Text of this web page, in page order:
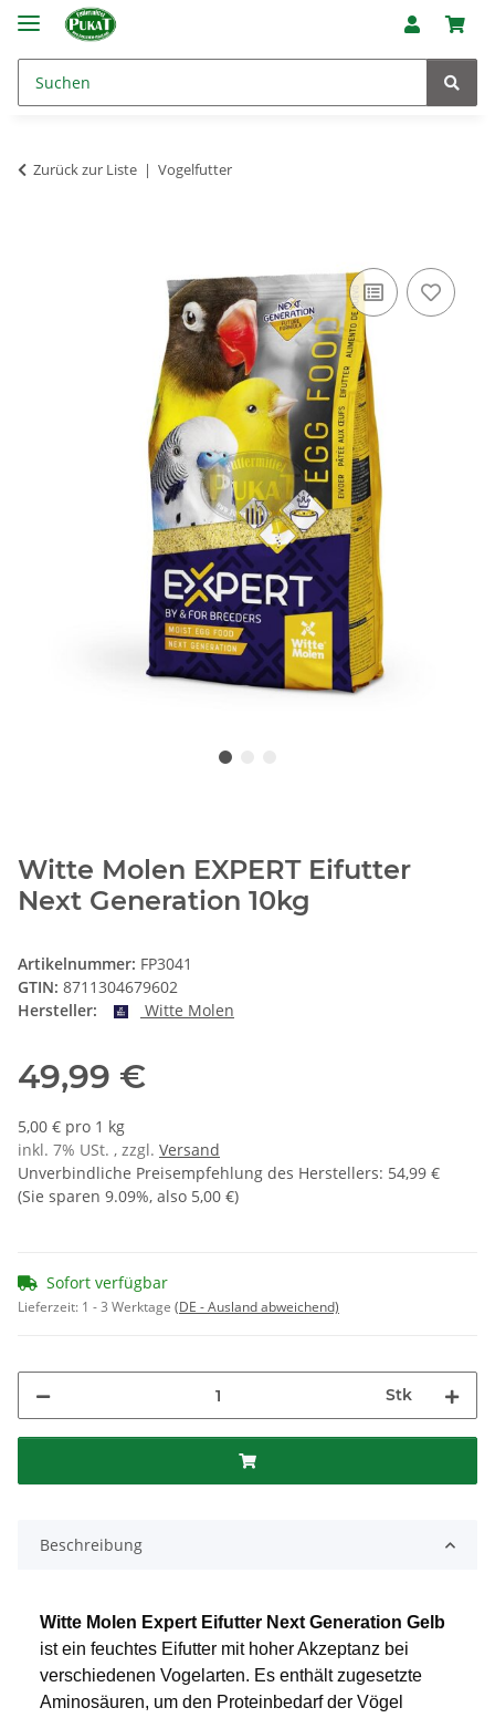
Zurück zur Liste Vogelfutter
Witte Molen EXPERT Eifutter
Next Generation 10kg
Artikelnummer: FP3041
GTIN: 8711304679602
Hersteller:
Witte Molen
49,99 €
5,00 € pro 1 kg
inkl. 7% USt. , zzgl. Versand
Unverbindliche Preisempfehlung des Herstellers: 54,99 €
(Sie sparen 9.09%, also 5,00 €)
Sofort verfügbar
Lieferzeit: 1 - 3 Werktage (DE - Ausland abweichend)
Stk
Beschreibung
Witte Molen Expert Eifutter Next Generation Gelb
ist ein feuchtes Eifutter mit hoher Akzeptanz bei
verschiedenen Vogelarten. Es enthält zugesetzte
Aminosäuren, um den Proteinbedarf der Vögel